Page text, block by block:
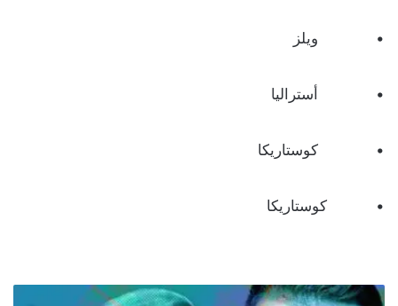
• ويلز
• أستراليا
• كوستاريكا
• كوستاريكا